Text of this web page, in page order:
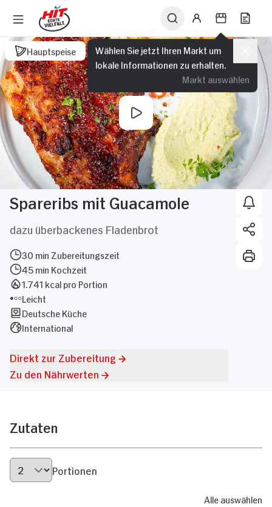
Wählen Sie jetzt Ihren Markt um
lokale Informationen zu erhalten.
Markt auswählen
Hauptspeise
Spareribs mit Guacamole
dazu überbackenes Fladenbrot
30 min Zubereitungszeit
45 min Kochzeit
1.741 kcal pro Portion
Leicht
Deutsche Küche
International
Direkt zur Zubereitung
Zu den Nährwerten
Zutaten
Portionen
Alle auswählen